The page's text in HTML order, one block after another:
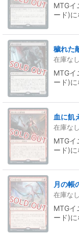
MTGイ
ード)に
穢れた
在庫なし
MTGイ
ード)に
血に飢
在庫なし
MTGイ
ード)に
月の帳
在庫なし
MTGイ
ード)に